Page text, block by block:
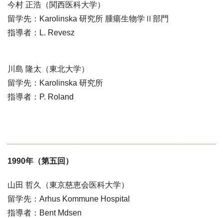
今村 正浩（関西医科大学）
留学先：Karolinska 研究所 腫瘍生物学Ⅱ部門
指導者：L. Revesz
川島 隆太（東北大学）
留学先：Karolinska 研究所
指導者：P. Roland
1990年（第五回）
山田 哲久（東京慈恵会医科大学）
留学先：Arhus Kommune Hospital
指導者：Bent Mdsen